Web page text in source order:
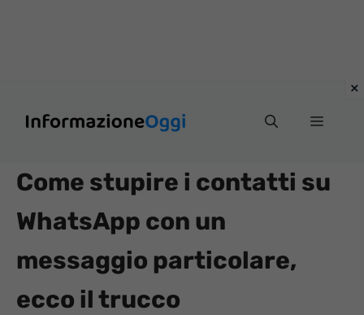
Menu
Come stupire i contatti su
WhatsApp con un
messaggio particolare,
ecco il trucco